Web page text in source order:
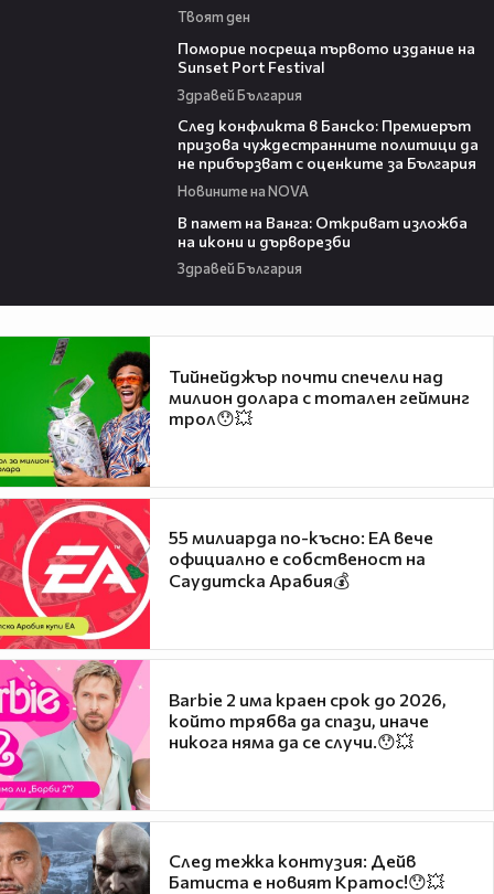
Твоят ден
Поморие посреща първото издание на
Sunset Port Festival
Здравей България
След конфликта в Банско: Премиерът
призова чуждестранните политици да
не прибързват с оценките за България
Новините на NOVA
В памет на Ванга: Откриват изложба
на икони и дърворезби
Здравей България
Тийнейджър почти спечели над
милион долара с тотален гейминг
трол😯💥
55 милиарда по-късно: EA вече
официално е собственост на
Саудитска Арабия💰
Barbie 2 има краен срок до 2026,
който трябва да спази, иначе
никога няма да се случи.😯💥
След тежка контузия: Дейв
Батиста е новият Кратос!😯💥